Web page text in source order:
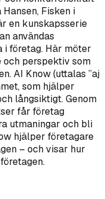
Fisken i
en kunskapsserie
användas
företag. Här möter
och perspektiv som
AI Know (uttalas ”aj
som hjälper
långsiktigt. Genom
får företag
utmaningar och bli
hjälper företagare
– och visar hur